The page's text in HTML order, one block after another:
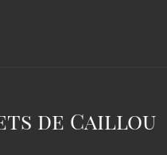
de Caillou